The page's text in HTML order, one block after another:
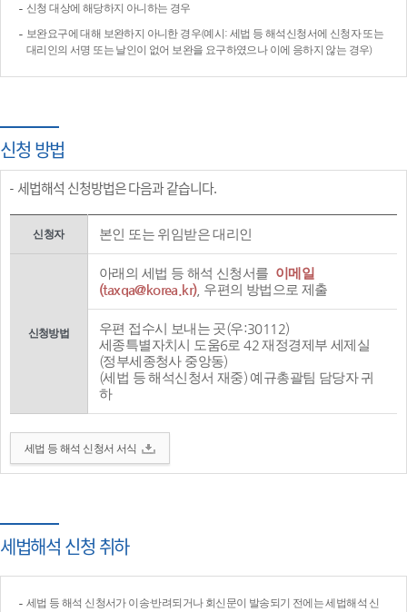
신청 대상에 해당하지 아니하는 경우
보완요구에 대해 보완하지 아니한 경우(예시: 세법 등 해석신청서에 신청자 또는
대리인의 서명 또는 날인이 없어 보완을 요구하였으나 이에 응하지 않는 경우)
신청 방법
세법해석 신청방법은 다음과 같습니다.
신청자 본인 또는 위임받은 대리인
신청방법
아래의 세법 등 해석 신청서를 이메일
(taxqa@korea.kr), 우편의 방법으로 제출
우편 접수시 보내는 곳(우:30112)
세종특별자치시 도움6로 42 재정경제부 세제실
(정부세종청사 중앙동)
(세법 등 해석신청서 재중) 예규총괄팀 담당자 귀
하
세법 등 해석 신청서 서식
세법해석 신청 취하
세법 등 해석 신청서가 이송·반려되거나 회신문이 발송되기 전에는 세법해석 신